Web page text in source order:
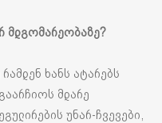
მდგომარეობაზე?
ხანს ატარებს
მდარე
უნარ-ჩვევები,